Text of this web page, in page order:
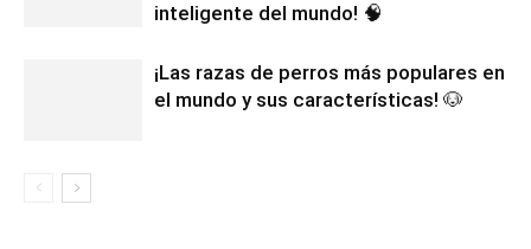
inteligente del mundo! 🧠
¡Las razas de perros más populares en
el mundo y sus características! 🐶